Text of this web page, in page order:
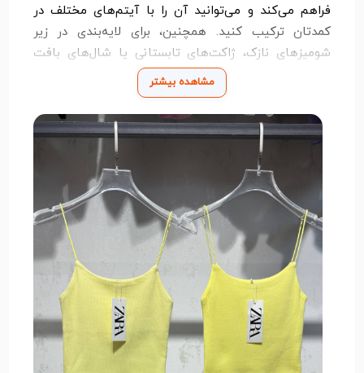
فراهم می‌کند و می‌توانید آن را با آیتم‌های مختلف در
کمدتان ترکیب کنید. همچنین، برای لایه‌بندی در زیر
شومیزهای نازک، ژاکت‌های تابستانی یا شال‌های بافت
باز، بسیار مناسب است.در کنار ظاهر زیبا، کیفیت پارچه
نیز بالا بوده و در شست‌وشو تغییر حالت نمی‌دهد. اگر به
دنبال تاپی سبک، رنگی، راحت و در عین حال استایلیش
هستید، تاپ بند ماکارون ZARA انتخابی عالی است.
مشاهده بیشتر